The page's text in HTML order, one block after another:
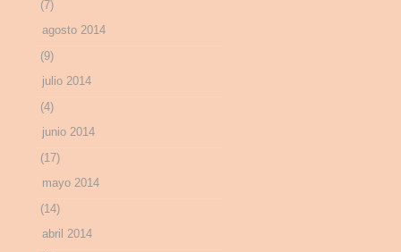
(7)
agosto 2014
(9)
julio 2014
(4)
junio 2014
(17)
mayo 2014
(14)
abril 2014